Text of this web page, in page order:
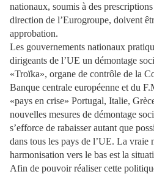
nationaux, soumis à des
direction de l’Eurogroupe, doivent
approbation.
Les gouvernements nationaux
dirigeants de l’UE un démontage
«Troïka», organe de contrôle de la
Banque centrale européenne et du
«pays en crise» Portugal, Italie,
nouvelles mesures de démontage
s’efforce de rabaisser autant que
dans tous les pays de l’UE. La vraie
harmonisation vers le bas est la
Afin de pouvoir réaliser cette